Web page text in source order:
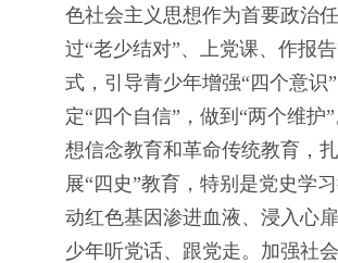
色社会主义思想作为首要政治
过“老少结对”、上党课、作报
式，引导青少年增强“四个意识
定“四个自信”，做到“两个维护
想信念教育和革命传统教育，
展“四史”教育，特别是党史学
动红色基因渗进血液、浸入心
少年听党话、跟党走。加强社